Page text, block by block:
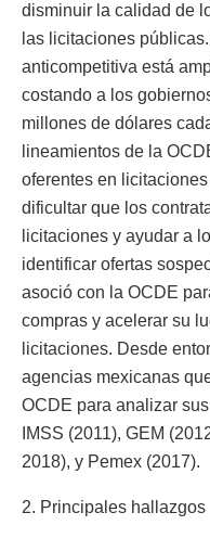
disminuir la calidad de
las licitaciones
anticompetitiva está
costando a los
millones de dólares
lineamientos de la
oferentes en
dificultar que los
licitaciones y ayudar a
identificar ofertas
asoció con la OCDE
compras y acelerar su
licitaciones. Desde
agencias mexicanas
OCDE para analizar
IMSS (2011), GEM
2018), y Pemex (2017).
2. Principales hallazgos